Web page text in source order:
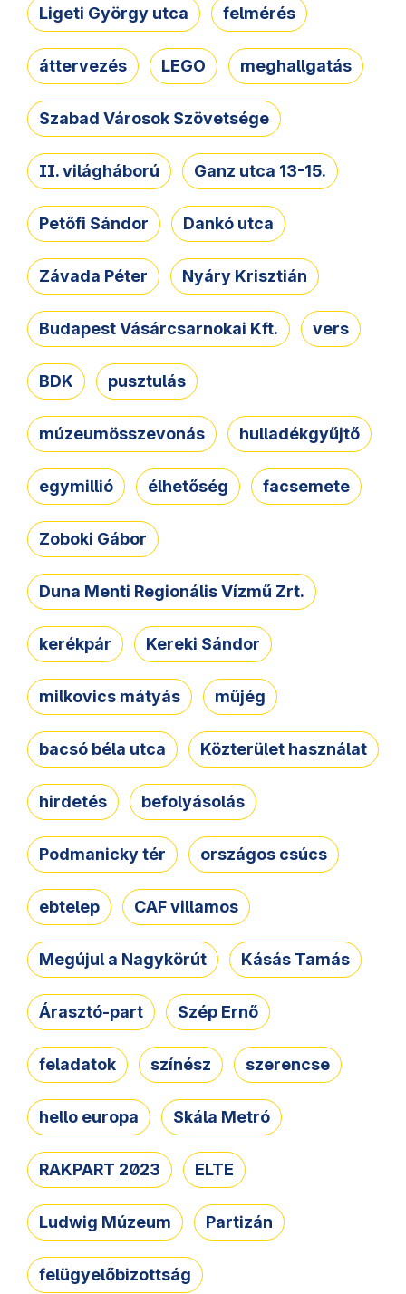
Ligeti György utca felmérés
áttervezés LEGO meghallgatás
Szabad Városok Szövetsége
II. világháború Ganz utca 13-15.
Petőfi Sándor Dankó utca
Závada Péter Nyáry Krisztián
Budapest Vásárcsarnokai Kft. vers
BDK pusztulás
múzeumösszevonás hulladékgyűjtő
egymillió élhetőség facsemete
Zoboki Gábor
Duna Menti Regionális Vízmű Zrt.
kerékpár Kereki Sándor
milkovics mátyás műjég
bacsó béla utca Közterület használat
hirdetés befolyásolás
Podmanicky tér országos csúcs
ebtelep CAF villamos
Megújul a Nagykörút Kásás Tamás
Árasztó-part Szép Ernő
feladatok színész szerencse
hello europa Skála Metró
RAKPART 2023 ELTE
Ludwig Múzeum Partizán
felügyelőbizottság